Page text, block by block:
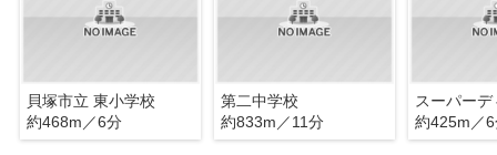
貝塚市立 東小学校
約468m／6分
第二中学校
約833m／11分
約425m／